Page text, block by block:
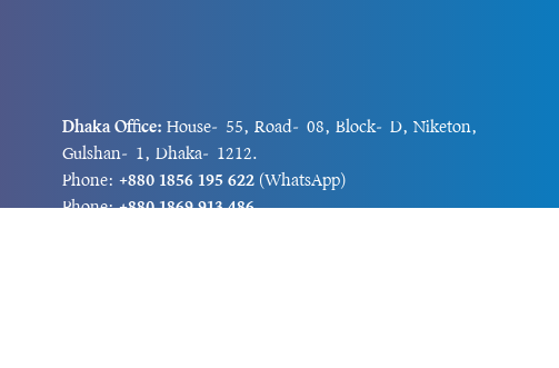
Dhaka Office: House-55, Road-08, Block-D, Niketon,
Gulshan-1, Dhaka-1212.
Phone: +880 1856 195 622 (WhatsApp)
Phone:+880 1869 913 486